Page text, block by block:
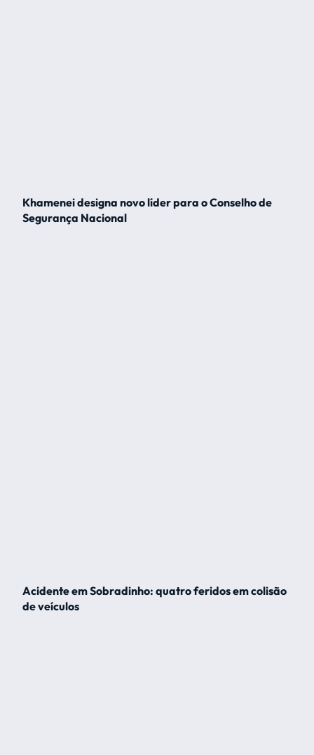
Khamenei designa novo líder para o Conselho de
Segurança Nacional
Acidente em Sobradinho: quatro feridos em colisão
de veículos